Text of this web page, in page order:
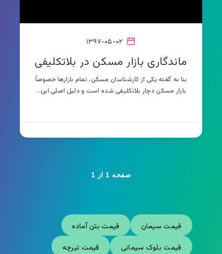
ماندگاری بازار مسکن در بلاتکلیفی
بنا به گفته یکی از کارشناسان مسکن، تمام بازارها خصوصاً
بازار مسکن دچار بلاتکلیفی شده است و دلیل اصلی این…
صفحه 1 از 1
قیمت سیمان
قیمت بتن آماده
قیمت بلوک سیمانی
قیمت تیرچه